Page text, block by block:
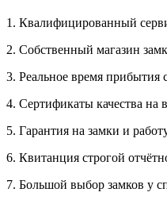
1. Квалифицированный
2. Собственный магазин
3. Реальное время прибытия
4. Сертификаты качества на
5. Гарантия на замки и
6. Квитанция строгой
7. Большой выбор замков у